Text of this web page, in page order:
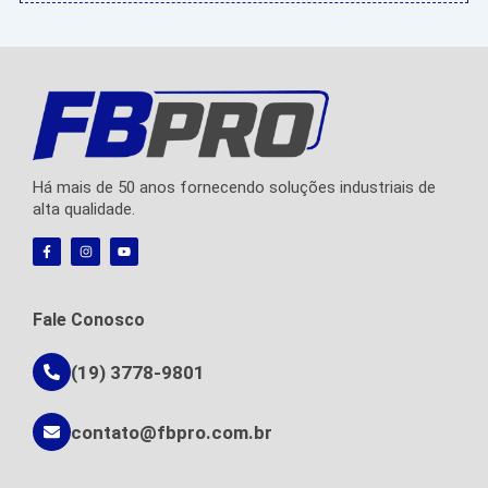
Há mais de 50 anos fornecendo soluções industriais de
alta qualidade.
F
a
c
o
f
I
n
s
r
Y
o
u
e
Fale Conosco
(19) 3778-9801
contato@fbpro.com.br